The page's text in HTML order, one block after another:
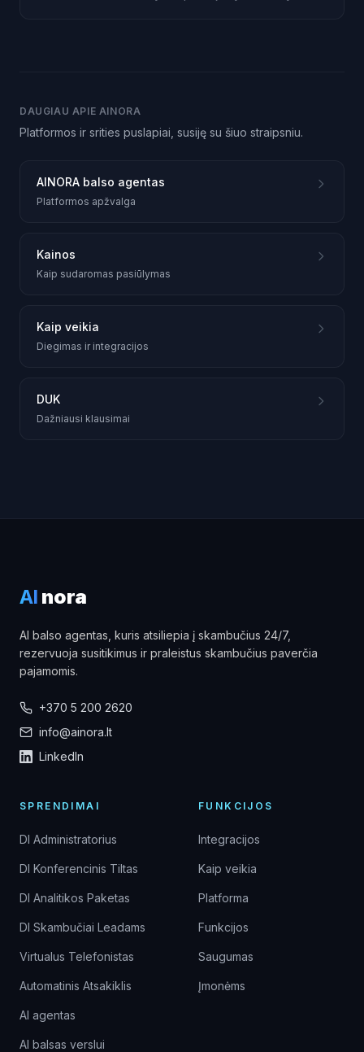
DAUGIAU APIE AINORA
Platformos ir srities puslapiai, susiję su šiuo straipsniu.
AINORA balso agentas
Platformos apžvalga
Kainos
Kaip sudaromas pasiūlymas
Kaip veikia
Diegimas ir integracijos
DUK
Dažniausi klausimai
AI nora
AI balso agentas, kuris atsiliepia į skambučius 24/7,
rezervuoja susitikimus ir praleistus skambučius paverčia
pajamomis.
+370 5 200 2620
info@ainora.lt
LinkedIn
SPRENDIMAI
DI Administratorius
DI Konferencinis Tiltas
DI Analitikos Paketas
DI Skambučiai Leadams
Virtualus Telefonistas
Automatinis Atsakiklis
AI agentas
AI balsas verslui
FUNKCIJOS
Integracijos
Kaip veikia
Platforma
Funkcijos
Saugumas
Įmonėms